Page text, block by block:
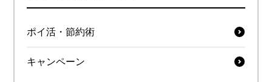
ポイ活・節約術
キャンペーン